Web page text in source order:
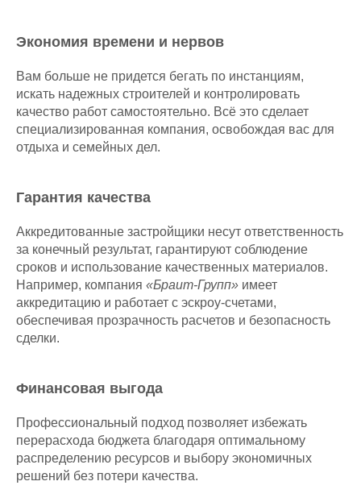
Экономия времени и нервов
Вам больше не придется бегать по инстанциям,
искать надежных строителей и контролировать
качество работ самостоятельно. Всё это сделает
специализированная компания, освобождая вас для
отдыха и семейных дел.
Гарантия качества
Аккредитованные застройщики несут ответственность
за конечный результат, гарантируют соблюдение
сроков и использование качественных материалов.
Например, компания «Браит-Групп» имеет
аккредитацию и работает с эскроу-счетами,
обеспечивая прозрачность расчетов и безопасность
сделки.
Финансовая выгода
Профессиональный подход позволяет избежать
перерасхода бюджета благодаря оптимальному
распределению ресурсов и выбору экономичных
решений без потери качества.